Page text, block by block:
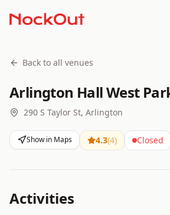
Back to all venues
Arlington Hall West
290 S Taylor St, Arlington
Show in Maps 4.3(4) Closed
Activities